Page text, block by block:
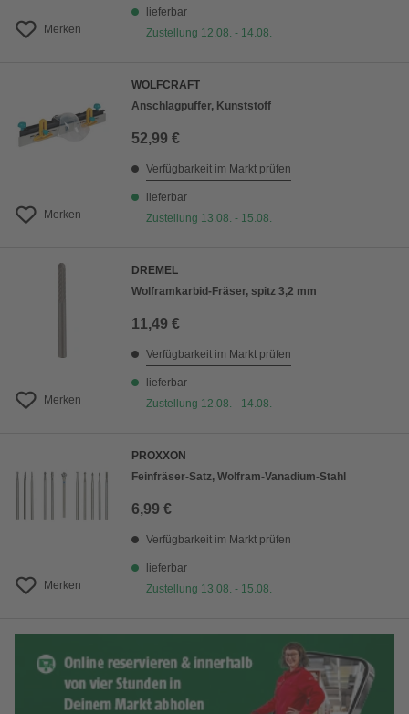
Merken
lieferbar
Zustellung 12.08. - 14.08.
Merken
WOLFCRAFT
Anschlagpuffer, Kunststoff
52,99 €
Verfügbarkeit im Markt prüfen
lieferbar
Zustellung 13.08. - 15.08.
Merken
DREMEL
Wolframkarbid-Fräser, spitz 3,2 mm
11,49 €
Verfügbarkeit im Markt prüfen
lieferbar
Zustellung 12.08. - 14.08.
Merken
PROXXON
Feinfräser-Satz, Wolfram-Vanadium-Stahl
6,99 €
Verfügbarkeit im Markt prüfen
lieferbar
Zustellung 13.08. - 15.08.